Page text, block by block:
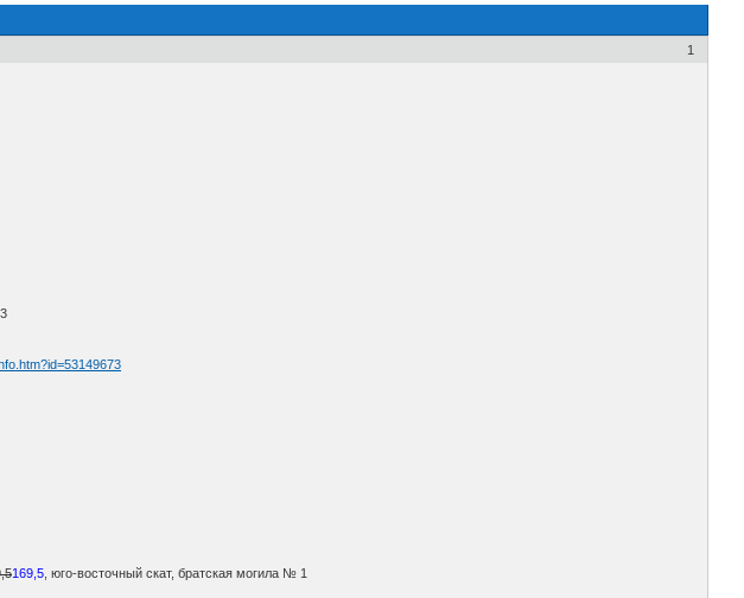
1
169,5 , юго-восточный скат, братская могила № 1